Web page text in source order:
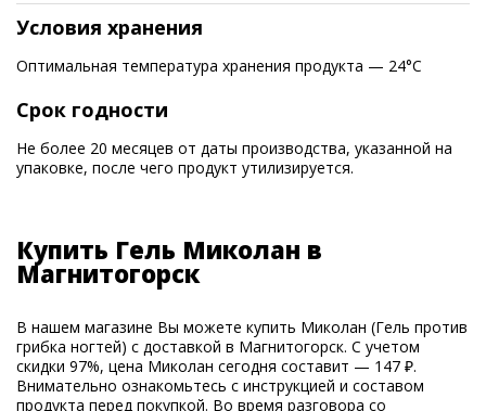
Условия хранения
Оптимальная температура хранения продукта — 24°С
Срок годности
Не более 20 месяцев от даты производства, указанной на
упаковке, после чего продукт утилизируется.
Купить Гель Миколан в
Магнитогорск
В нашем магазине Вы можете купить Миколан (Гель против
грибка ногтей) с доставкой в Магнитогорск. С учетом
скидки 97%, цена Миколан сегодня составит — 147 ₽.
Внимательно ознакомьтесь с инструкцией и составом
продукта перед покупкой. Во время разговора со